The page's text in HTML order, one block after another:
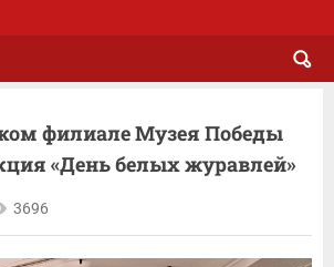
филиале Музея Победы
«День белых журавлей»
3696